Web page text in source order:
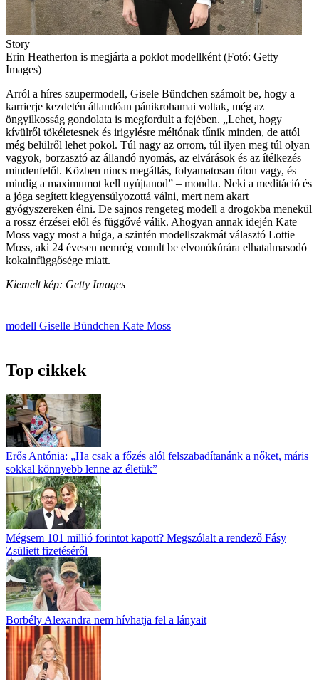
Story
Erin Heatherton is megjárta a poklot modellként (Fotó: Getty
Images)
Arról a híres szupermodell, Gisele Bündchen számolt be, hogy a
karrierje kezdetén ál­landóan pánikrohamai voltak, még az
öngyilkosság gondolata is megfordult a fejében. „Lehet, hogy
kívülről tökéletesnek és irigylésre méltónak tűnik min­den, de attól
még belülről le­het pokol. Túl nagy az orrom, túl ilyen meg túl olyan
vagyok, borzasztó az állandó nyomás, az elvárások és az ítélkezés
min­denfelől. Közben nincs megál­lás, folyamatosan úton vagy, és
mindig a maximumot kell nyúj­tanod” – mondta. Neki a medi­táció és
a jóga segített kiegyen­súlyozottá válni, mert nem akart
gyógyszereken élni. De sajnos rengeteg modell a drogokba me­nekül
a rossz érzései elől és füg­gővé válik. Ahogyan annak ide­jén Kate
Moss vagy most a húga, a szintén modellszakmát válasz­tó Lottie
Moss, aki 24 évesen nemrég vonult be elvonókúrára elhatalmasodó
kokainfüggősége miatt.
Kiemelt kép: Getty Images
modell Giselle Bündchen Kate Moss
Top cikkek
Erős Antónia: „Ha csak a főzés alól fel­szabadítanánk a nőket, máris
sokkal könnyebb lenne az életük”
Mégsem 101 millió forintot kapott? Megszólalt a rendező Fásy
Zsüliett fizetéséről
Borbély Alexandra nem hívhatja fel a lányait